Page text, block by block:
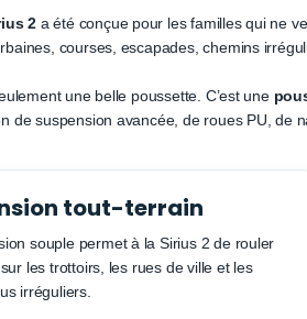
2 a été conçue pour les familles qui ne
courses, escapades, chemins
une belle poussette. C’est une
de suspension avancée, de roues PU, de
tout-terrain
souple permet à la Sirius 2 de rouler
les trottoirs, les rues de ville et les
irréguliers.